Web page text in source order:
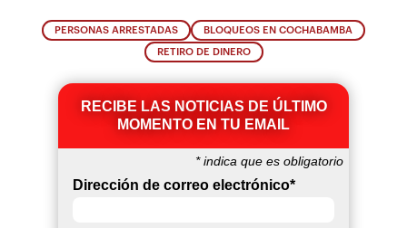
PERSONAS ARRESTADAS BLOQUEOS EN COCHABAMBA
RETIRO DE DINERO
RECIBE LAS NOTICIAS DE ÚLTIMO
MOMENTO EN TU EMAIL
*indica que es obligatorio
Dirección de correo electrónico*